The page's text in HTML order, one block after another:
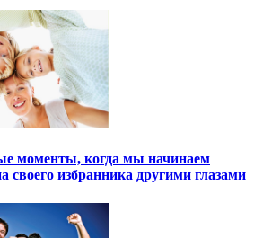
моменты, когда мы начинаем
своего избранника другими глазами